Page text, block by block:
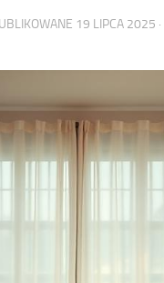
19 LIPCA 2025